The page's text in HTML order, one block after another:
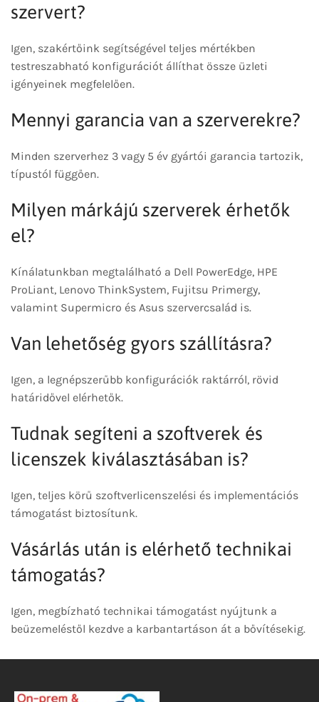
szervert?
Igen, szakértőink segítségével teljes mértékben
testreszabható konfigurációt állíthat össze üzleti
igényeinek megfelelően.
Mennyi garancia van a szerverekre?
Minden szerverhez 3 vagy 5 év gyártói garancia tartozik,
típustól függően.
Milyen márkájú szerverek érhetők
el?
Kínálatunkban megtalálható a Dell PowerEdge, HPE
ProLiant, Lenovo ThinkSystem, Fujitsu Primergy,
valamint Supermicro és Asus szervercsalád is.
Van lehetőség gyors szállításra?
Igen, a legnépszerűbb konfigurációk raktárról, rövid
határidővel elérhetők.
Tudnak segíteni a szoftverek és
licenszek kiválasztásában is?
Igen, teljes körű szoftverlicenszelési és implementációs
támogatást biztosítunk.
Vásárlás után is elérhető technikai
támogatás?
Igen, megbízható technikai támogatást nyújtunk a
beüzemeléstől kezdve a karbantartáson át a bővítésekig.